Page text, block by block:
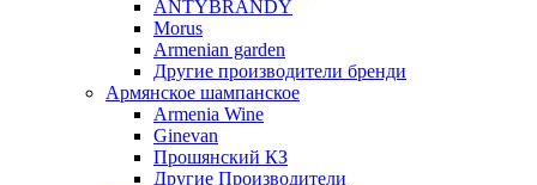
ANTYBRANDY
Morus
Armenian garden
Другие производители бренди
Армянское шампанское
Armenia Wine
Ginevan
Прошянский КЗ
Другие Производители